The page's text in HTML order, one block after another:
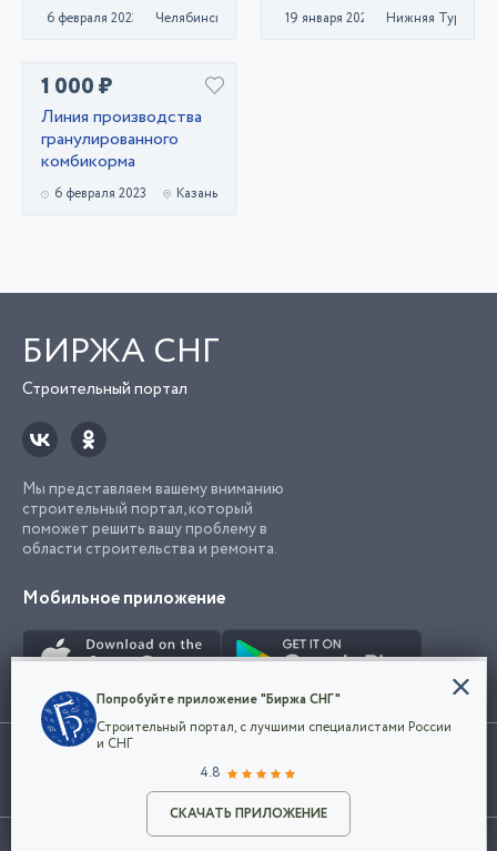
6 февраля 2023 Челябинск 19 января 2023 Нижняя Тура
1 000 ₽
Линия производства
гранулированного
комбикорма
6 февраля 2023 Казань
БИРЖА СНГ
Строительный портал
Мы представляем вашему вниманию
строительный портал, который
поможет решить вашу проблему в
области строительства и ремонта.
Мобильное приложение
Использование сайта, в том числе подача объявлений, означает
марки представленные на сайте являются собственностью их
©2026Биржа СНГ
Конфиденциальность
Мы используем файлы cookie, чтобы сделать
наш сайт удобным для каждого
Политикой конфиденциальности компании
и принимаете условия использования cookie.
Попробуйте приложение "Биржа СНГ"
Строительный портал, с лучшими специалистами России
и СНГ
4.8
СКАЧАТЬ ПРИЛОЖЕНИЕ